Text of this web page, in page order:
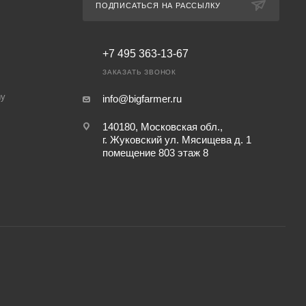
ПОДПИСАТЬСЯ НА РАССЫЛКУ
+7 495 363-13-67
ЗАКАЗАТЬ ЗВОНОК
info@bigfarmer.ru
140180, Московская обл.,
г. Жуковский ул. Мясищева д. 1
помещение 803 этаж 8